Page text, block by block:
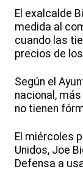
El exalcalde
medida al
cuando las
precios de
Según el
nacional,
no tienen
El miércoles
Unidos, Joe
Defensa a